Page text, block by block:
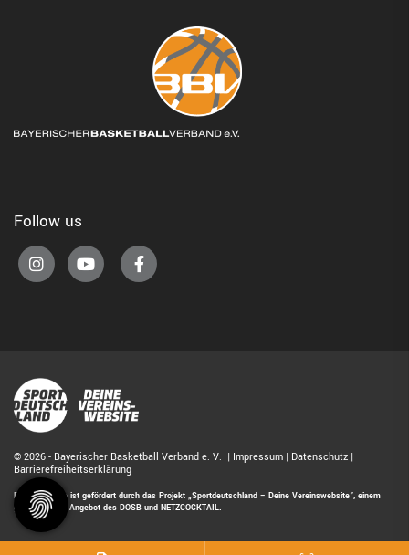
Follow us
© 2026 - Bayerischer Basketball Verband e. V. | Impressum | Datenschutz |
Barrierefreiheitserklärung
Diese Website ist gefördert durch das Projekt „Sportdeutschland – Deine Vereinswebsite”, einem
gemeinsamen Angebot des DOSB und NETZCOCKTAIL.